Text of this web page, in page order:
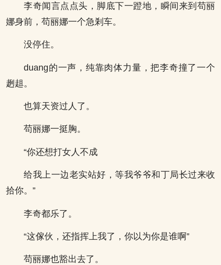
李奇闻言点点头，脚底下一蹬地，瞬间来到苟丽
娜身前，苟丽娜一个急剎车。
没停住。
duang的一声，纯靠肉体力量，把李奇撞了一个
趔趄。
也算天资过人了。
苟丽娜一挺胸。
“你还想打女人不成
给我上一边老实站好，等我爷爷和丁局长过来收
拾你。”
李奇都乐了。
“这傢伙，还指挥上我了，你以为你是谁啊”
苟丽娜也豁出去了。